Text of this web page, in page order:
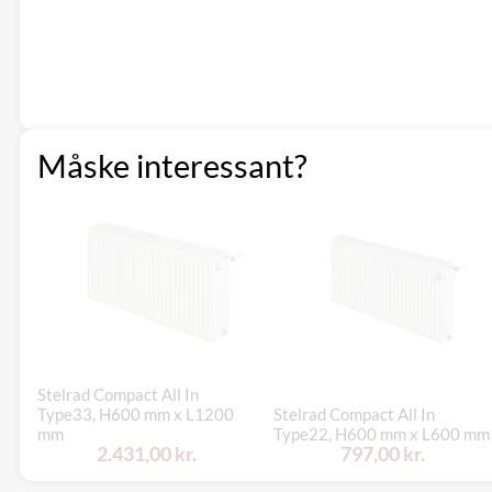
Måske interessant?
Stelrad Compact All In
Type33, H600 mm x L1200
mm
2.431,00 kr.
Stelrad Compact All In
Type22, H600 mm x L600 mm
797,00 kr.